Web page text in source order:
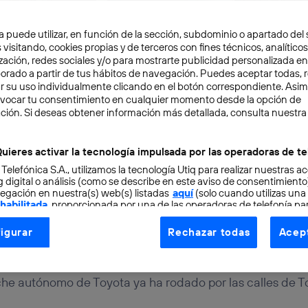
3 min
un coche
autónomo de Toyota ya ha rodado por las calles de
puede utilizar, en función de la sección, subdominio o apartado del
visitando, cookies propias y de terceros con fines técnicos,
redes sociales y/o para mostrarte publicidad personalizada
a partir de tus hábitos de navegación. Puedes aceptar todas,
su uso individualmente clicando en el botón correspondiente.
tu consentimiento en cualquier momento desde la opción de
Si deseas obtener información más detallada, consulta nuestra
activar la tecnología impulsada por las operadoras de
S.A., utilizamos la tecnología Utiq para realizar nuestras
digital o análisis (como se describe en este aviso de
en nuestra(s) web(s) listadas aquí(solo cuando utilizas una
, proporcionada por una de las operadoras de telefonía
consentimiento en cada página web).
Utiq está diseñada con la privacidad como prioridad
dirección IP y otra información de la cuenta de cliente de
a la conexión que utilizas (p. ej., número de teléfono móvil).
Rechazar todas